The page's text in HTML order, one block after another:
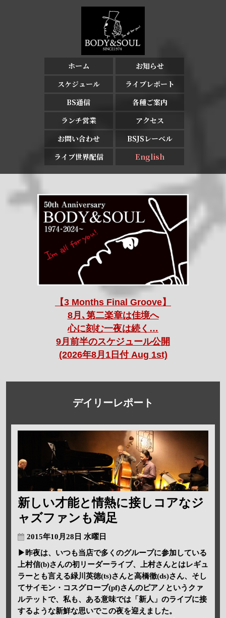
ホーム
お知らせ
スケジュール
ライブレポート
BS通信
各種ご案内
ランチ営業
アクセス
お問い合わせ
BSJSレーベル
ライブ世界配信
English
【3 Months Final Groove】
8月､第二楽章は佳境へ
心に刻む一夜は続く…
9月前半のスケジュール公開
(2026年8月1日付 Aug 1st)
デイリーレポート
新しい才能と情熱に接しコアなジ
ャズファンも満足
2015年10月28日 水曜日
▶昨夜は、いつも当店で多くのグループに参加している
上村信(b)さんの初リーダーライブ、上村さんとはレギュ
ラーとも言える緑川英徳(ts)さんと高橋徹(ds)さん、そし
てサイモン・コスグローブ(pf)さんのピアノというクァ
ルテットで、私も、ある意味では「新人」のライブに接
するような新鮮な思いでこの夜を迎えました。